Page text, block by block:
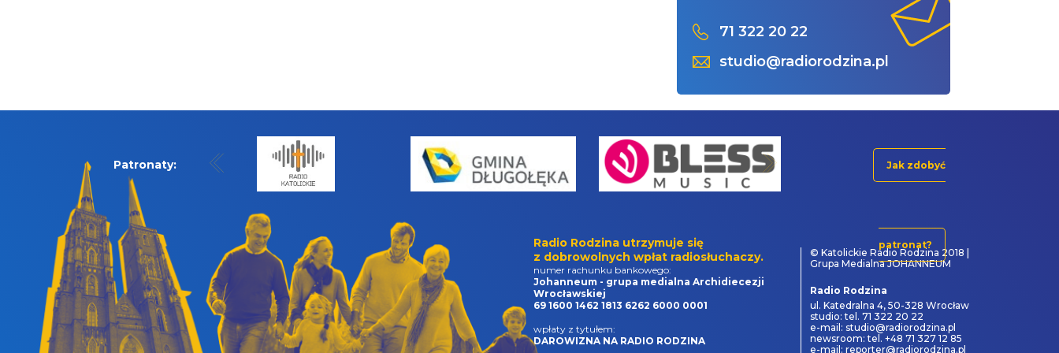
71 322 20 22
studio@radiorodzina.pl
Patronaty: Jak zdobyć
patronat?
Radio Rodzina utrzymuje się
z dobrowolnych wpłat radiosłuchaczy.
numer rachunku bankowego:
Johanneum - grupa medialna Archidiecezji
Wrocławskiej
69 1600 1462 1813 6262 6000 0001
wpłaty z tytułem:
DAROWIZNA NA RADIO RODZINA
© Katolickie Radio Rodzina 2018 |
Grupa Medialna JOHANNEUM
Radio Rodzina
ul. Katedralna 4, 50-328 Wrocław
studio: tel. 71 322 20 22
e-mail: studio@radiorodzina.pl
newsroom: tel. +48 71 327 12 85
e-mail: reporter@radiorodzina.pl